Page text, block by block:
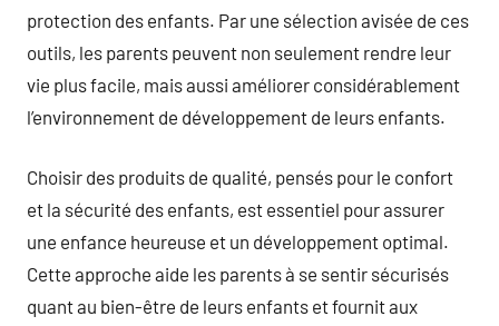
protection des enfants. Par une sélection avisée de ces
outils, les parents peuvent non seulement rendre leur
vie plus facile, mais aussi améliorer considérablement
l’environnement de développement de leurs enfants.
Choisir des produits de qualité, pensés pour le confort
et la sécurité des enfants, est essentiel pour assurer
une enfance heureuse et un développement optimal.
Cette approche aide les parents à se sentir sécurisés
quant au bien-être de leurs enfants et fournit aux